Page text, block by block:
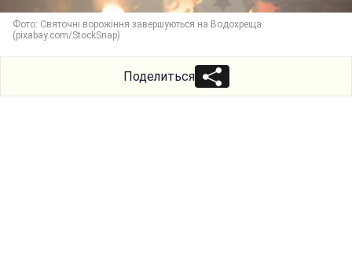
Фото: Святочні ворожіння завершуються на Водохреща
(pixabay.com/StockSnap)
Поделиться